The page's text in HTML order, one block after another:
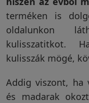
terméken is
oldalunkon
kulisszatitkot.
kulisszák mögé,
Addig viszont, ha
és madarak